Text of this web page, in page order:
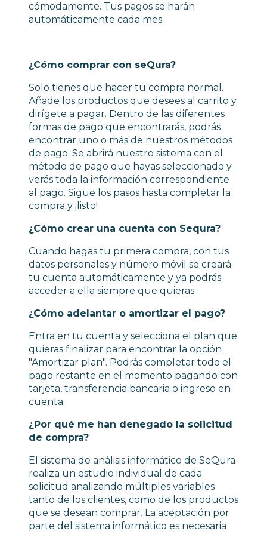
cómodamente. Tus pagos se harán
automáticamente cada mes.
¿Cómo comprar con seQura?
Solo tienes que hacer tu compra normal.
Añade los productos que desees al carrito y
dirígete a pagar. Dentro de las diferentes
formas de pago que encontrarás, podrás
encontrar uno o más de nuestros métodos
de pago. Se abrirá nuestro sistema con el
método de pago que hayas seleccionado y
verás toda la información correspondiente
al pago. Sigue los pasos hasta completar la
compra y ¡listo!
¿Cómo crear una cuenta con Sequra?
Cuando hagas tu primera compra, con tus
datos personales y número móvil se creará
tu cuenta automáticamente y ya podrás
acceder a ella siempre que quieras.
¿Cómo adelantar o amortizar el pago?
Entra en tu cuenta y selecciona el plan que
quieras finalizar para encontrar la opción
"Amortizar plan". Podrás completar todo el
pago restante en el momento pagando con
tarjeta, transferencia bancaria o ingreso en
cuenta.
¿Por qué me han denegado la solicitud
de compra?
El sistema de análisis informático de SeQura
realiza un estudio individual de cada
solicitud analizando múltiples variables
tanto de los clientes, como de los productos
que se desean comprar. La aceptación por
parte del sistema informático es necesaria